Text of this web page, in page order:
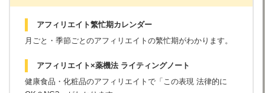
アフィリエイト繁忙期カレンダー
月ごと・季節ごとのアフィリエイトの繁忙期がわかります。
アフィリエイト×薬機法 ライティングノート
健康食品・化粧品のアフィリエイトで「この表現 法律的に